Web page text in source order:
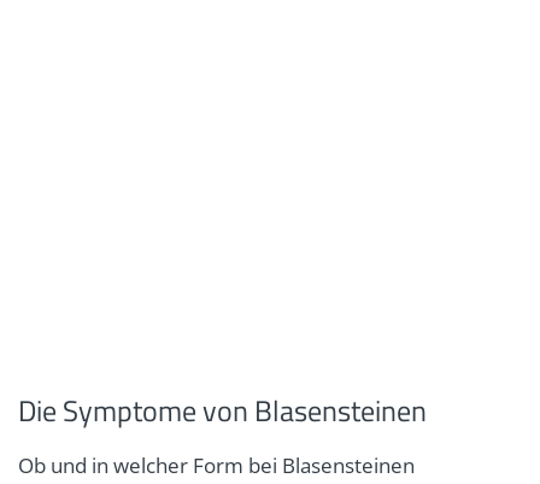
Die Symptome von Blasensteinen
Ob und in welcher Form bei Blasensteinen